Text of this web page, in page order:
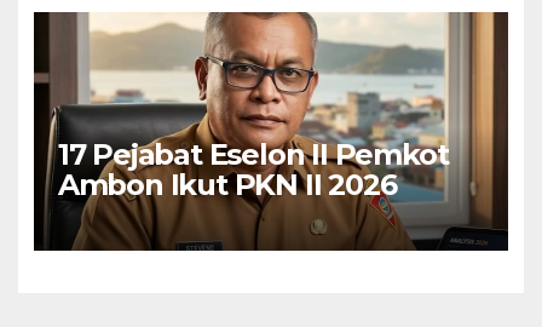
17 Pejabat Eselon II Pemkot
Ambon Ikut PKN II 2026